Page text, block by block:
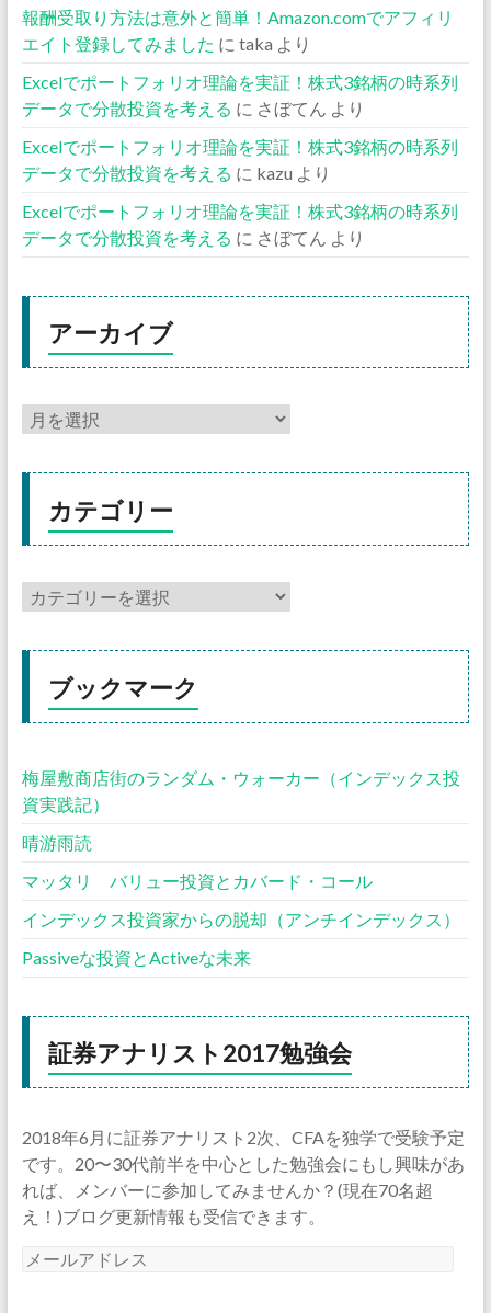
報酬受取り方法は意外と簡単！Amazon.comでアフィリ
エイト登録してみました に taka より
Excelでポートフォリオ理論を実証！株式3銘柄の時系列
データで分散投資を考える に さぼてん より
Excelでポートフォリオ理論を実証！株式3銘柄の時系列
データで分散投資を考える に kazu より
Excelでポートフォリオ理論を実証！株式3銘柄の時系列
データで分散投資を考える に さぼてん より
アーカイブ
カテゴリー
ブックマーク
梅屋敷商店街のランダム・ウォーカー（インデックス投
資実践記）
晴游雨読
マッタリ バリュー投資とカバード・コール
インデックス投資家からの脱却（アンチインデックス）
Passiveな投資とActiveな未来
証券アナリスト2017勉強会
2018年6月に証券アナリスト2次、CFAを独学で受験予定
です。20〜30代前半を中心とした勉強会にもし興味があ
れば、メンバーに参加してみませんか？(現在70名超
え！)ブログ更新情報も受信できます。
メ